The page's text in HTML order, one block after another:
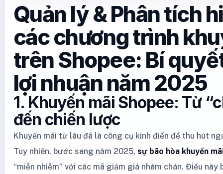
Quản lý & Phân tích
các chương trình
trên Shopee: Bí
lợi nhuận năm 2025
1. Khuyến mãi Shopee: Từ
đến chiến lược
Khuyến mãi từ lâu đã là công cụ kinh điển để thu hút
Tuy nhiên, bước sang năm 2025, sự bão hòa khuyến
“miễn nhiễm” với các mã giảm giá nhàm chán. Điều này